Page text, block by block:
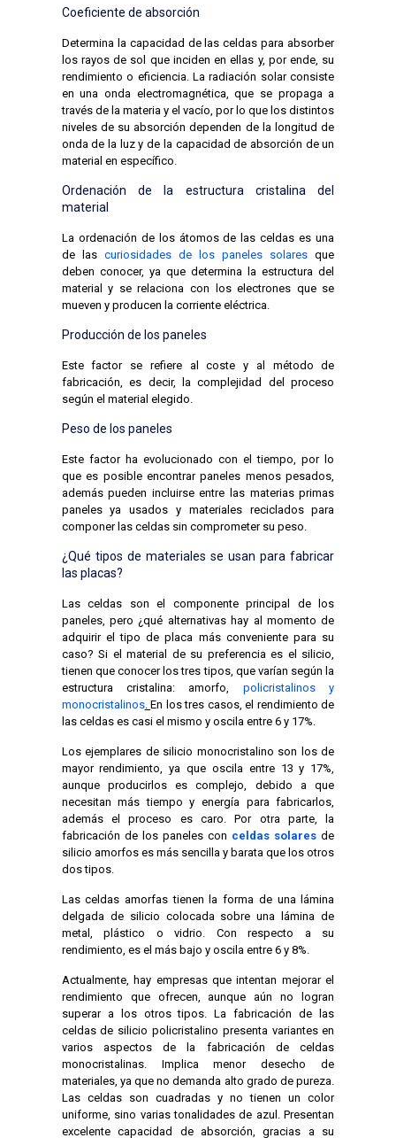
Coeficiente de absorción
Determina la capacidad de las celdas para absorber
los rayos de sol que inciden en ellas y, por ende, su
rendimiento o eficiencia. La radiación solar consiste
en una onda electromagnética, que se propaga a
través de la materia y el vacío, por lo que los distintos
niveles de su absorción dependen de la longitud de
onda de la luz y de la capacidad de absorción de un
material en específico.
Ordenación de la estructura cristalina del
material
La ordenación de los átomos de las celdas es una
de las curiosidades de los paneles solares que
deben conocer, ya que determina la estructura del
material y se relaciona con los electrones que se
mueven y producen la corriente eléctrica.
Producción de los paneles
Este factor se refiere al coste y al método de
fabricación, es decir, la complejidad del proceso
según el material elegido.
Peso de los paneles
Este factor ha evolucionado con el tiempo, por lo
que es posible encontrar paneles menos pesados,
además pueden incluirse entre las materias primas
paneles ya usados y materiales reciclados para
componer las celdas sin comprometer su peso.
¿Qué tipos de materiales se usan para fabricar
las placas?
Las celdas son el componente principal de los
paneles, pero ¿qué alternativas hay al momento de
adquirir el tipo de placa más conveniente para su
caso? Si el material de su preferencia es el silicio,
tienen que conocer los tres tipos, que varían según la
estructura cristalina: amorfo, policristalinos y
monocristalinos.En los tres casos, el rendimiento de
las celdas es casi el mismo y oscila entre 6 y 17%.
Los ejemplares de silicio monocristalino son los de
mayor rendimiento, ya que oscila entre 13 y 17%,
aunque producirlos es complejo, debido a que
necesitan más tiempo y energía para fabricarlos,
además el proceso es caro. Por otra parte, la
fabricación de los paneles con celdas solares de
silicio amorfos es más sencilla y barata que los otros
dos tipos.
Las celdas amorfas tienen la forma de una lámina
delgada de silicio colocada sobre una lámina de
metal, plástico o vidrio. Con respecto a su
rendimiento, es el más bajo y oscila entre 6 y 8%.
Actualmente, hay empresas que intentan mejorar el
rendimiento que ofrecen, aunque aún no logran
superar a los otros tipos. La fabricación de las
celdas de silicio policristalino presenta variantes en
varios aspectos de la fabricación de celdas
monocristalinas. Implica menor desecho de
materiales, ya que no demanda alto grado de pureza.
Las celdas son cuadradas y no tienen un color
uniforme, sino varias tonalidades de azul. Presentan
excelente capacidad de absorción, gracias a su